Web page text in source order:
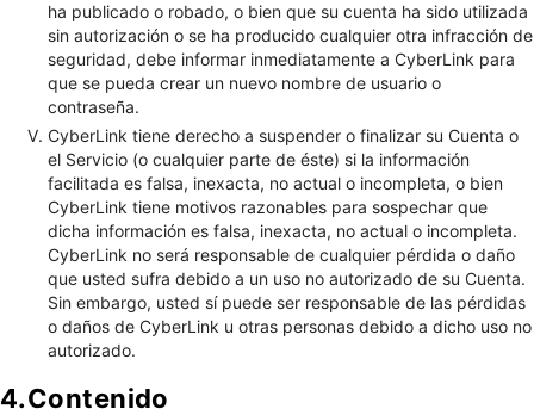
ha publicado o robado, o bien que su cuenta ha sido utilizada
sin autorización o se ha producido cualquier otra infracción de
seguridad, debe informar inmediatamente a CyberLink para
que se pueda crear un nuevo nombre de usuario o
contraseña.
CyberLink tiene derecho a suspender o finalizar su Cuenta o
el Servicio (o cualquier parte de éste) si la información
facilitada es falsa, inexacta, no actual o incompleta, o bien
CyberLink tiene motivos razonables para sospechar que
dicha información es falsa, inexacta, no actual o incompleta.
CyberLink no será responsable de cualquier pérdida o daño
que usted sufra debido a un uso no autorizado de su Cuenta.
Sin embargo, usted sí puede ser responsable de las pérdidas
o daños de CyberLink u otras personas debido a dicho uso no
autorizado.
4.Contenido